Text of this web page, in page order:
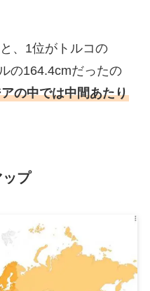
、1位がトルコの
の164.4cmだったの
の中では中間あたり
プ